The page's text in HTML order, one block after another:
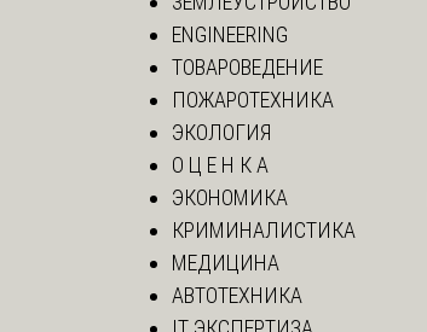
ENGINEERING
ТОВАРОВЕДЕНИЕ
ПОЖАРОТЕХНИКА
ЭКОЛОГИЯ
О Ц Е Н К А
ЭКОНОМИКА
КРИМИНАЛИСТИКА
МЕДИЦИНА
АВТОТЕХНИКА